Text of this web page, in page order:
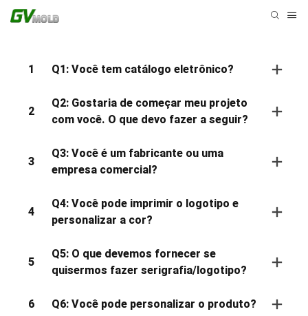
1 Q1: Você tem catálogo eletrônico?
2
Q2: Gostaria de começar meu projeto
com você. O que devo fazer a seguir?
3
Q3: Você é um fabricante ou uma
empresa comercial?
4
Q4: Você pode imprimir o logotipo e
personalizar a cor?
5
Q5: O que devemos fornecer se
quisermos fazer serigrafia/logotipo?
6 Q6: Você pode personalizar o produto?